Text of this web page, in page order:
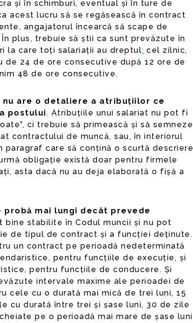
și în schimburi, eventual și în ture de
acest lucru să se regăsească în contract
angajatorul încearcă să scape de
plus, trebuie să știi ca sunt prevăzute în
la care toți salariații au dreptul: cel zilnic,
de 24 de ore consecutive după 12 ore de
48 de ore consecutive.
nu are o detaliere a atribuțiilor ce
postului. Atribuțiile unui salariat nu pot fi
ci trebuie să primească și să semneze
contractului de muncă, sau, în interiorul
care să conțină o scurtă descriere
obligație există doar pentru firmele
asta dacă nu au deja elaborată o fișă a
mai lungi decât prevede
bine stabilite în Codul muncii și nu pot
de tipul de contract și a funcției deținute.
un contract pe perioadă nedeterminată
pentru funcțiile de execuție, și
pentru funcțiile de conducere. Și
intervale maxime ale perioadei de
cele cu o durată mai mică de trei luni, 15
cu durată între trei și șase luni, 30 de zile
pe o perioadă mai mare de șase luni